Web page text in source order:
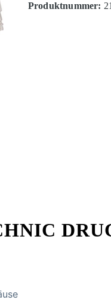
Produktnummer: